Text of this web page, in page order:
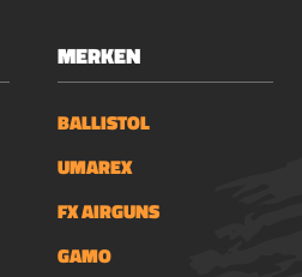
MERKEN
BALLISTOL
UMAREX
FX AIRGUNS
GAMO